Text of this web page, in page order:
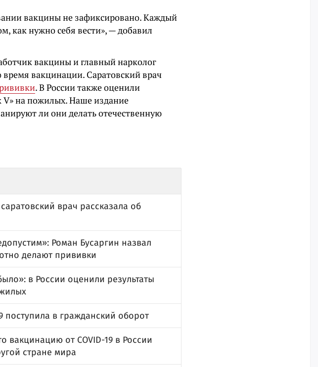
вакцины не зафиксировано. Каждый
как нужно себя вести», — добавил
вакцины и главный нарколог
время вакцинации. Саратовский врач
. В России также оценили
на пожилых. Наше издание
ли они делать отечественную
врач рассказала об
Роман Бусаргин назвал
делают прививки
в России оценили результаты
поступила в гражданский оборот
вакцинацию от COVID-19 в России
стране мира